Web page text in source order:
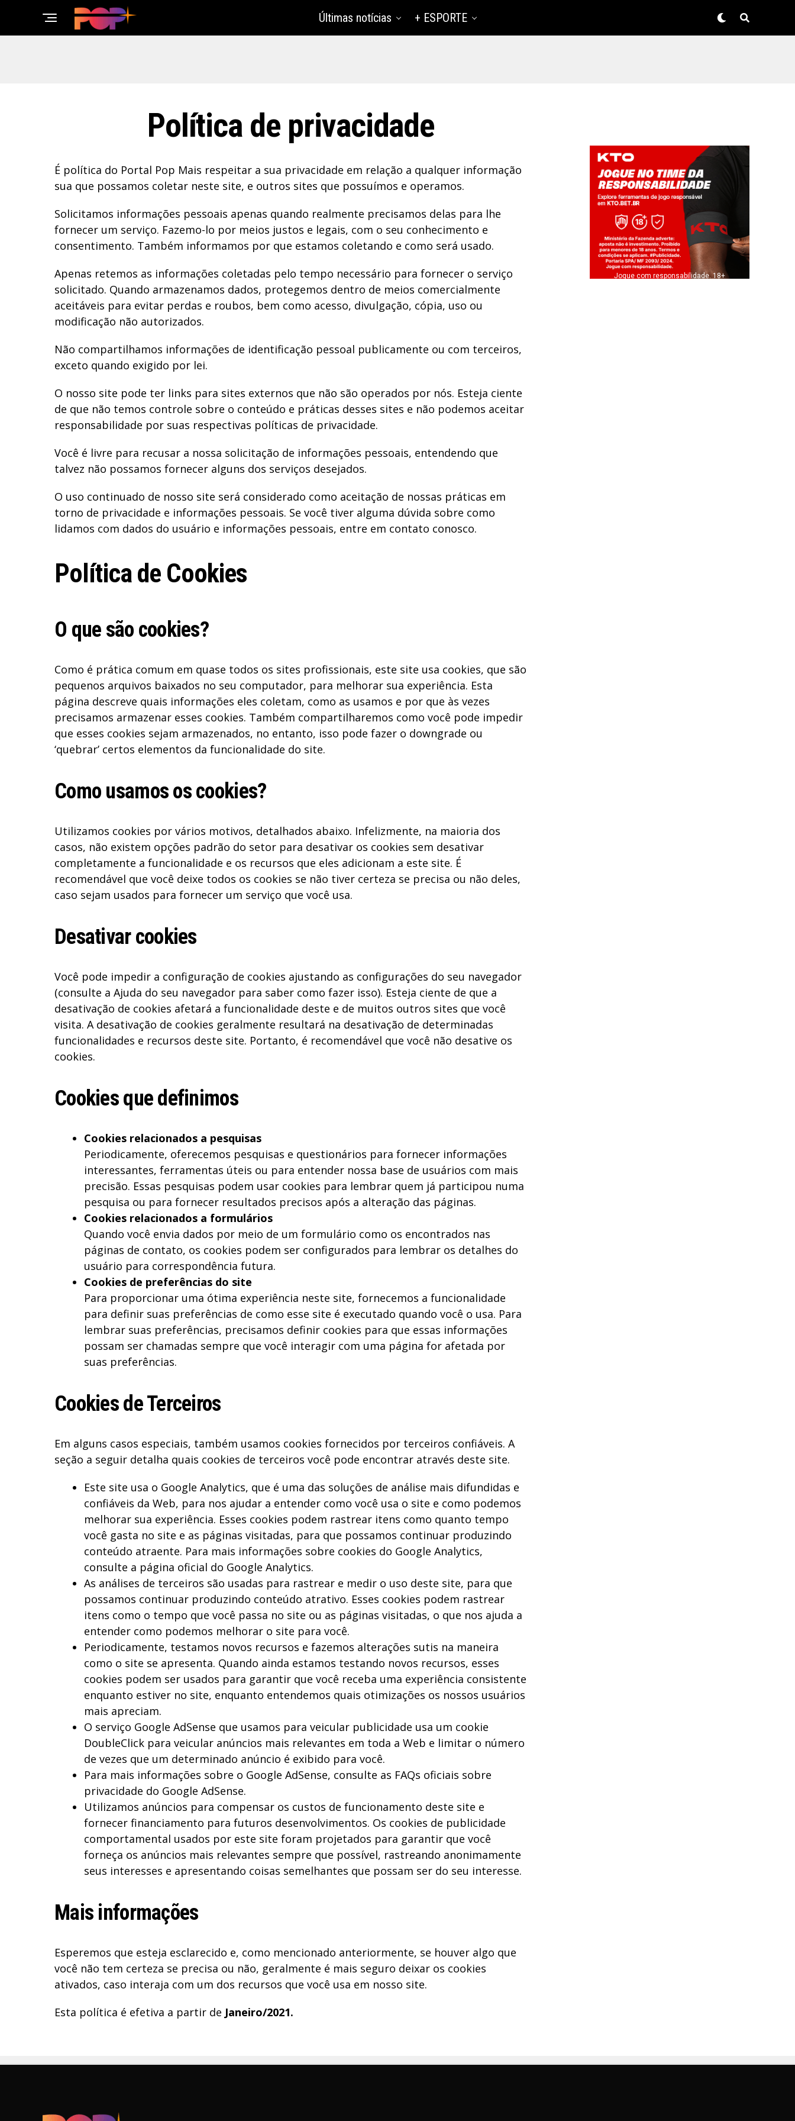
Últimas notícias + ESPORTE
Política de privacidade
É política do Portal Pop Mais respeitar a sua privacidade em relação a qualquer informação
sua que possamos coletar neste site, e outros sites que possuímos e operamos.
Solicitamos informações pessoais apenas quando realmente precisamos delas para lhe
fornecer um serviço. Fazemo-lo por meios justos e legais, com o seu conhecimento e
consentimento. Também informamos por que estamos coletando e como será usado.
Apenas retemos as informações coletadas pelo tempo necessário para fornecer o serviço
solicitado. Quando armazenamos dados, protegemos dentro de meios comercialmente
aceitáveis ​​para evitar perdas e roubos, bem como acesso, divulgação, cópia, uso ou
modificação não autorizados.
Não compartilhamos informações de identificação pessoal publicamente ou com terceiros,
exceto quando exigido por lei.
O nosso site pode ter links para sites externos que não são operados por nós. Esteja ciente
de que não temos controle sobre o conteúdo e práticas desses sites e não podemos aceitar
responsabilidade por suas respectivas políticas de privacidade.
Você é livre para recusar a nossa solicitação de informações pessoais, entendendo que
talvez não possamos fornecer alguns dos serviços desejados.
O uso continuado de nosso site será considerado como aceitação de nossas práticas em
torno de privacidade e informações pessoais. Se você tiver alguma dúvida sobre como
lidamos com dados do usuário e informações pessoais, entre em contato conosco.
Política de Cookies
O que são cookies?
Como é prática comum em quase todos os sites profissionais, este site usa cookies, que são
pequenos arquivos baixados no seu computador, para melhorar sua experiência. Esta
página descreve quais informações eles coletam, como as usamos e por que às vezes
precisamos armazenar esses cookies. Também compartilharemos como você pode impedir
que esses cookies sejam armazenados, no entanto, isso pode fazer o downgrade ou
‘quebrar’ certos elementos da funcionalidade do site.
Como usamos os cookies?
Utilizamos cookies por vários motivos, detalhados abaixo. Infelizmente, na maioria dos
casos, não existem opções padrão do setor para desativar os cookies sem desativar
completamente a funcionalidade e os recursos que eles adicionam a este site. É
recomendável que você deixe todos os cookies se não tiver certeza se precisa ou não deles,
caso sejam usados ​​para fornecer um serviço que você usa.
Desativar cookies
Você pode impedir a configuração de cookies ajustando as configurações do seu navegador
(consulte a Ajuda do seu navegador para saber como fazer isso). Esteja ciente de que a
desativação de cookies afetará a funcionalidade deste e de muitos outros sites que você
visita. A desativação de cookies geralmente resultará na desativação de determinadas
funcionalidades e recursos deste site. Portanto, é recomendável que você não desative os
cookies.
Cookies que definimos
Cookies relacionados a pesquisas
Periodicamente, oferecemos pesquisas e questionários para fornecer informações
interessantes, ferramentas úteis ou para entender nossa base de usuários com mais
precisão. Essas pesquisas podem usar cookies para lembrar quem já participou numa
pesquisa ou para fornecer resultados precisos após a alteração das páginas.
Cookies relacionados a formulários
Quando você envia dados por meio de um formulário como os encontrados nas
páginas de contato, os cookies podem ser configurados para lembrar os detalhes do
usuário para correspondência futura.
Cookies de preferências do site
Para proporcionar uma ótima experiência neste site, fornecemos a funcionalidade
para definir suas preferências de como esse site é executado quando você o usa. Para
lembrar suas preferências, precisamos definir cookies para que essas informações
possam ser chamadas sempre que você interagir com uma página for afetada por
suas preferências.
Cookies de Terceiros
Em alguns casos especiais, também usamos cookies fornecidos por terceiros confiáveis. A
seção a seguir detalha quais cookies de terceiros você pode encontrar através deste site.
Este site usa o Google Analytics, que é uma das soluções de análise mais difundidas e
confiáveis ​​da Web, para nos ajudar a entender como você usa o site e como podemos
melhorar sua experiência. Esses cookies podem rastrear itens como quanto tempo
você gasta no site e as páginas visitadas, para que possamos continuar produzindo
conteúdo atraente. Para mais informações sobre cookies do Google Analytics,
consulte a página oficial do Google Analytics.
As análises de terceiros são usadas para rastrear e medir o uso deste site, para que
possamos continuar produzindo conteúdo atrativo. Esses cookies podem rastrear
itens como o tempo que você passa no site ou as páginas visitadas, o que nos ajuda a
entender como podemos melhorar o site para você.
Periodicamente, testamos novos recursos e fazemos alterações sutis na maneira
como o site se apresenta. Quando ainda estamos testando novos recursos, esses
cookies podem ser usados ​​para garantir que você receba uma experiência consistente
enquanto estiver no site, enquanto entendemos quais otimizações os nossos usuários
mais apreciam.
O serviço Google AdSense que usamos para veicular publicidade usa um cookie
DoubleClick para veicular anúncios mais relevantes em toda a Web e limitar o número
de vezes que um determinado anúncio é exibido para você.
Para mais informações sobre o Google AdSense, consulte as FAQs oficiais sobre
privacidade do Google AdSense.
Utilizamos anúncios para compensar os custos de funcionamento deste site e
fornecer financiamento para futuros desenvolvimentos. Os cookies de publicidade
comportamental usados ​​por este site foram projetados para garantir que você
forneça os anúncios mais relevantes sempre que possível, rastreando anonimamente
seus interesses e apresentando coisas semelhantes que possam ser do seu interesse.
Mais informações
Esperemos que esteja esclarecido e, como mencionado anteriormente, se houver algo que
você não tem certeza se precisa ou não, geralmente é mais seguro deixar os cookies
ativados, caso interaja com um dos recursos que você usa em nosso site.
Esta política é efetiva a partir de Janeiro/2021.
Jogue com responsabilidade. 18+